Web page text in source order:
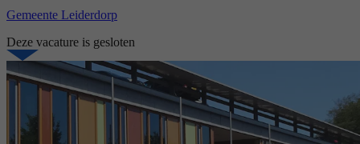
Gemeente Leiderdorp
Deze vacature is gesloten